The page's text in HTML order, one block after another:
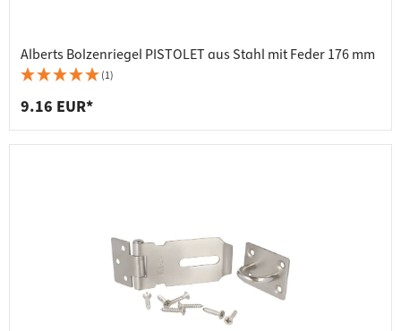
Alberts Bolzenriegel PISTOLET aus Stahl mit Feder 176 mm
(1)
9.16 EUR*